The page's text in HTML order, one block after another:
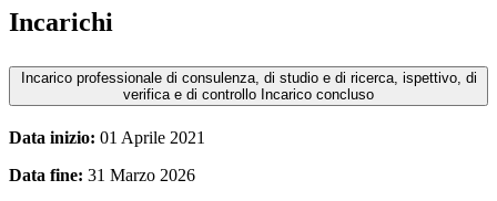
Incarichi
Incarico professionale di consulenza, di studio e di ricerca, ispettivo, di
verifica e di controllo Incarico concluso
Data inizio: 01 Aprile 2021
Data fine: 31 Marzo 2026